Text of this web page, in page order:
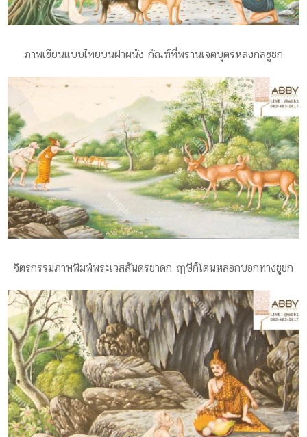
ภาพเขียนแบบไทยบนฝาผนัง กัณฑ์ที่พรานเจตบุตรหลงกลชูชก
จิตรกรรมภาพพิมพ์พระเวสสันดรชาดก ฤๅษีก็โดนหลอกบอกทางชูชก